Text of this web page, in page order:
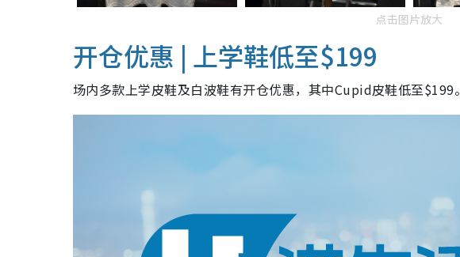
点击图片放大
开仓优惠 | 上学鞋低至$199
场内多款上学皮鞋及白波鞋有开仓优惠，其中Cupid皮鞋低至$199。